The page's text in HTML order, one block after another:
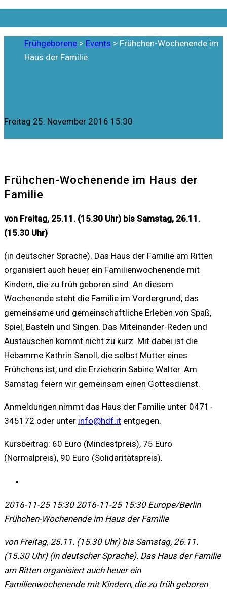
Frühgeborene > Events > Frühchen-Wochenende im
Haus der Familie
Freitag 25. November 2016 15:30
Frühchen-Wochenende im Haus der
Familie
von Freitag, 25.11. (15.30 Uhr) bis Samstag, 26.11.
(15.30 Uhr)
(in deutscher Sprache). Das Haus der Familie am Ritten
organisiert auch heuer ein Familienwochenende mit
Kindern, die zu früh geboren sind. An diesem
Wochenende steht die Familie im Vordergrund, das
gemeinsame und gemeinschaftliche Erleben von Spaß,
Spiel, Basteln und Singen. Das Miteinander-Reden und
Austauschen kommt nicht zu kurz. Mit dabei ist die
Hebamme Kathrin Sanoll, die selbst Mutter eines
Frühchens ist, und die Erzieherin Sabine Walter. Am
Samstag feiern wir gemeinsam einen Gottesdienst.
Anmeldungen nimmt das Haus der Familie unter 0471-
345172 oder unter info@hdf.it entgegen.
Kursbeitrag: 60 Euro (Mindestpreis), 75 Euro
(Normalpreis), 90 Euro (Solidaritätspreis).
2016-11-25 15:30 2016-11-25 15:30 Europe/Berlin
Frühchen-Wochenende im Haus der Familie
von Freitag, 25.11. (15.30 Uhr) bis Samstag, 26.11.
(15.30 Uhr) (in deutscher Sprache). Das Haus der Familie
am Ritten organisiert auch heuer ein
Familienwochenende mit Kindern, die zu früh geboren